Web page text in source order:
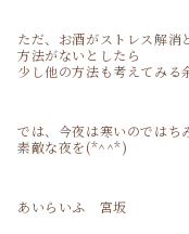
ただ、お酒がストレス解消
方法がないとしたら
少し他の方法も考えてみる
では、今夜は寒いのではち
素敵な夜を(*^^*)
あいらいふ 宮坂